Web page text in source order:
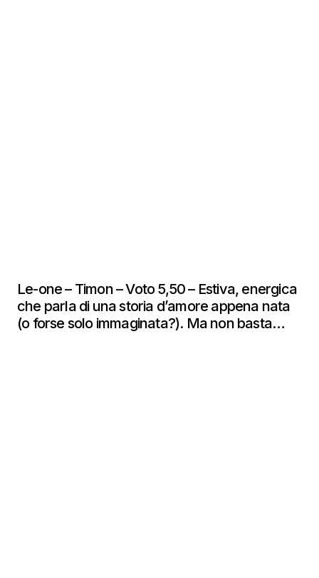
Le-one – Timon – Voto 5,50 – Estiva, energica
che parla di una storia d’amore appena nata
(o forse solo immaginata?). Ma non basta…